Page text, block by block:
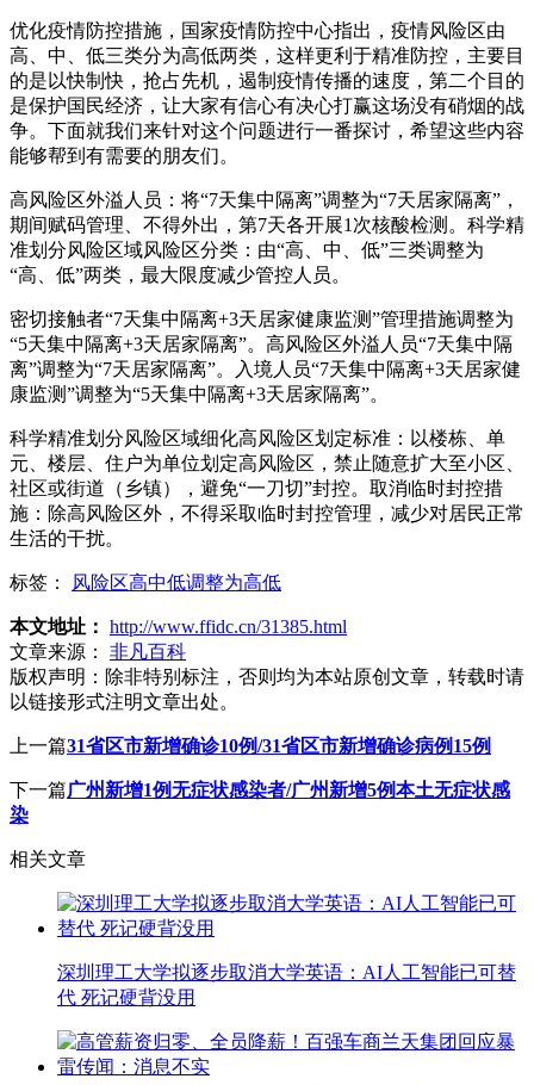
优化疫情防控措施，国家疫情防控中心指出，疫情风险区由
高、中、低三类分为高低两类，这样更利于精准防控，主要目
的是以快制快，抢占先机，遏制疫情传播的速度，第二个目的
是保护国民经济，让大家有信心有决心打赢这场没有硝烟的战
争。下面就我们来针对这个问题进行一番探讨，希望这些内容
能够帮到有需要的朋友们。
高风险区外溢人员：将“7天集中隔离”调整为“7天居家隔离”，
期间赋码管理、不得外出，第7天各开展1次核酸检测。科学精
准划分风险区域风险区分类：由“高、中、低”三类调整为
“高、低”两类，最大限度减少管控人员。
密切接触者“7天集中隔离+3天居家健康监测”管理措施调整为
“5天集中隔离+3天居家隔离”。高风险区外溢人员“7天集中隔
离”调整为“7天居家隔离”。入境人员“7天集中隔离+3天居家健
康监测”调整为“5天集中隔离+3天居家隔离”。
科学精准划分风险区域细化高风险区划定标准：以楼栋、单
元、楼层、住户为单位划定高风险区，禁止随意扩大至小区、
社区或街道（乡镇），避免“一刀切”封控。取消临时封控措
施：除高风险区外，不得采取临时封控管理，减少对居民正常
生活的干扰。
标签： 风险区高中低调整为高低
本文地址： http://www.ffidc.cn/31385.html
文章来源：
非凡百科
版权声明： 除非特别标注，否则均为本站原创文章，转载时请
以链接形式注明文章出处。
上一篇31省区市新增确诊10例/31省区市新增确诊病例15例
下一篇广州新增1例无症状感染者/广州新增5例本土无症状感
染
相关文章
深圳理工大学拟逐步取消大学英语：AI人工智能已可替
代 死记硬背没用